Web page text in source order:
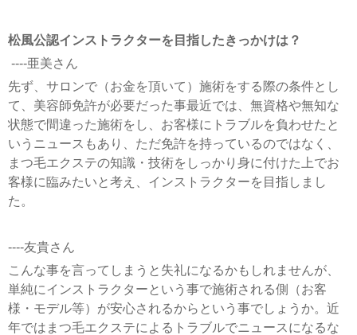
松風公認インストラクターを目指したきっかけは？
----亜美さん
先ず、サロンで（お金を頂いて）施術をする際の条件とし
て、美容師免許が必要だった事最近では、無資格や無知な
状態で間違った施術をし、お客様にトラブルを負わせたと
いうニュースもあり、ただ免許を持っているのではなく、
まつ毛エクステの知識・技術をしっかり身に付けた上でお
客様に臨みたいと考え、インストラクターを目指しまし
た。
----友貴さん
こんな事を言ってしまうと失礼になるかもしれませんが、
単純にインストラクターという事で施術される側（お客
様・モデル等）が安心されるからという事でしょうか。近
年ではまつ毛エクステによるトラブルでニュースになるな